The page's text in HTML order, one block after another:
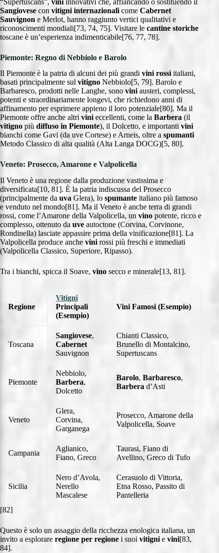
Sangiovese con vitigni internazionali come Cabernet
Sauvignon e Merlot, hanno raggiunto vertici qualitativi e
riconoscimenti mondiali[73, 74, 75]. Visitare le cantine storiche
toscane è un’esperienza indimenticabile[76, 77, 78].
Piemonte: Regno di Nebbiolo e Barolo
Il Piemonte è la patria di alcuni dei più grandi vini rossi italiani,
basati principalmente sul vitigno Nebbiolo[5, 79]. Barolo e
Barbaresco, prodotti nelle Langhe, sono vini austeri, complessi,
potenti e straordinariamente longevi, che richiedono anni di
affinamento per esprimere appieno il loro potenziale[80]. Ma il
Piemonte offre anche altri vini eccellenti, come la Barbera (il
vitigno più diffuso in Piemonte), il Dolcetto, e importanti vini
bianchi come Gavi (da uve Cortese) e Arneis, oltre a spumanti
Metodo Classico di alta qualità (Alta Langa DOCG)[5, 80].
Veneto: Prosecco, Amarone e Valpolicella
Il Veneto è una regione dalla produzione vastissima e
diversificata[10, 81]. È la patria indiscussa del Prosecco
(principalmente da uva Glera), lo spumante italiano più famoso
e venduto nel mondo[81]. Ma il Veneto è anche terra di grandi
rossi, come l’Amarone della Valpolicella, un vino potente, ricco e
complesso, ottenuto da uve autoctone (Corvina, Corvinone,
Rondinella) lasciate appassire prima della vinificazione[81]. La
Valpolicella produce anche vini rossi più freschi e immediati
(Valpolicella Classico, Superiore, Ripasso).
Tra i bianchi, spicca il Soave, vino secco e minerale[13, 81].
Regione
Vitigni
Principali
(Esempio)
Vini Famosi (Esempio)
Toscana
Sangiovese,
Cabernet
Sauvignon
Chianti Classico,
Brunello di Montalcino,
Supertuscans
Piemonte
Nebbiolo,
Barbera,
Dolcetto
Barolo, Barbaresco,
Barbera d’Asti
Veneto
Glera,
Corvina,
Garganega
Prosecco, Amarone della
Valpolicella, Soave
Campania
Aglianico,
Fiano, Greco
Taurasi, Fiano di
Avellino, Greco di Tufo
Sicilia
Nero d’Avola,
Nerello
Mascalese
Cerasuolo di Vittoria,
Etna Rosso, Passito di
Pantelleria
[82]
Questo è solo un assaggio della ricchezza enologica italiana, un
invito a esplorare regione per regione i suoi vitigni e vini[83,
84].